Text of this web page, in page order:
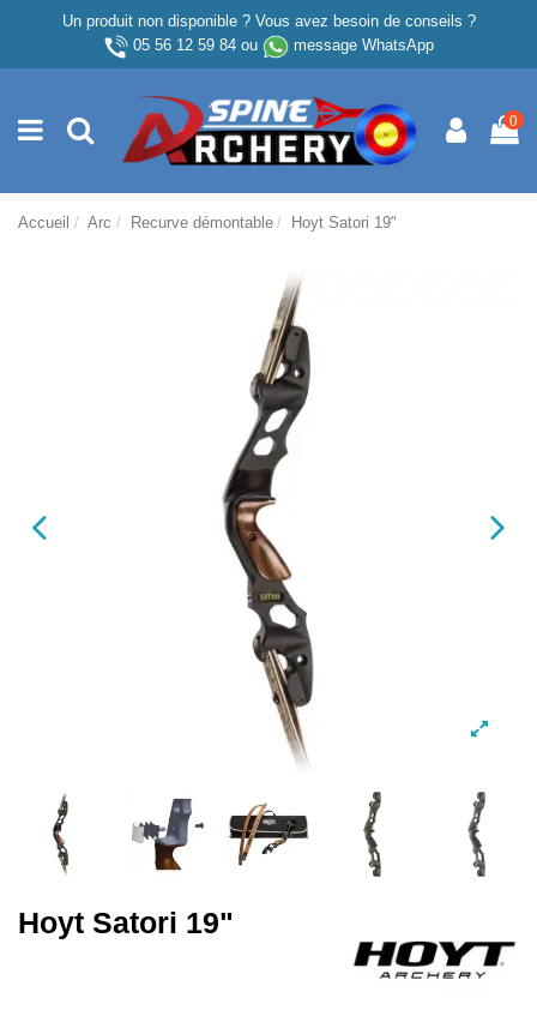
Un produit non disponible ? Vous avez besoin de conseils ?
05 56 12 59 84ou message WhatsApp
0
Accueil Arc Recurve démontable Hoyt Satori 19"
Hoyt Satori 19"